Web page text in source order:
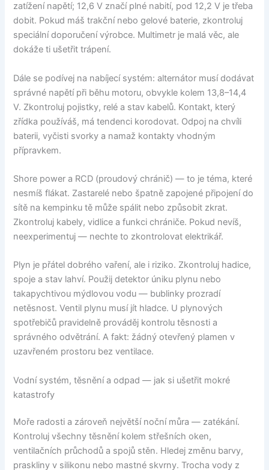
zatížení napětí; 12,6 V značí plné nabití, pod 12,2 V je třeba
dobit. Pokud máš trakční nebo gelové baterie, zkontroluj
speciální doporučení výrobce. Multimetr je malá věc, ale
dokáže ti ušetřit trápení.
Dále se podívej na nabíjecí systém: alternátor musí dodávat
správné napětí při běhu motoru, obvykle kolem 13,8–14,4
V. Zkontroluj pojistky, relé a stav kabelů. Kontakt, který
zřídka používáš, má tendenci korodovat. Odpoj na chvíli
baterii, vyčisti svorky a namaž kontakty vhodným
přípravkem.
Shore power a RCD (proudový chránič) — to je téma, které
nesmíš flákat. Zastarelé nebo špatně zapojené připojení do
sítě na kempinku tě může spálit nebo způsobit zkrat.
Zkontroluj kabely, vidlice a funkci chrániče. Pokud nevíš,
neexperimentuj — nechte to zkontrolovat elektrikář.
Plyn je přátel dobrého vaření, ale i riziko. Zkontroluj hadice,
spoje a stav lahví. Použij detektor úniku plynu nebo
takapychtivou mýdlovou vodu — bublinky prozradí
netěsnost. Ventil plynu musí jít hladce. U plynových
spotřebičů pravidelně prováděj kontrolu těsnosti a
správného odvětrání. A fakt: žádný otevřený plamen v
uzavřeném prostoru bez ventilace.
Vodní systém, těsnění a odpad — jak si ušetřit mokré
katastrofy
Moře radosti a zároveň největší noční můra — zatékání.
Kontroluj všechny těsnění kolem střešních oken,
ventilačních průchodů a spojů stěn. Hledej změnu barvy,
praskliny v silikonu nebo mastné skvrny. Trocha vody z